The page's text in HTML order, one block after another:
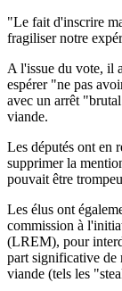
"Le fait d'inscrire
fragiliser notre
A l'issue du vote, il
espérer "ne pas
avec un arrêt
viande.
Les députés ont en
supprimer la
pouvait être
Les élus ont
commission à
(LREM), pour
part significative de
viande (tels les